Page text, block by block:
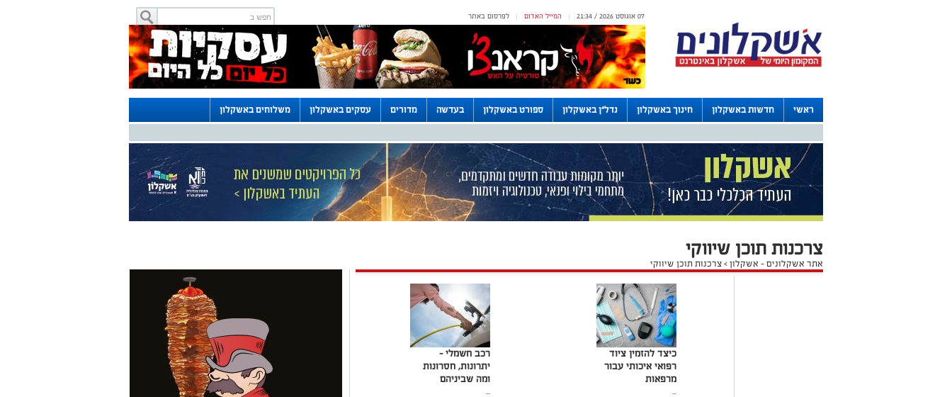
לפרסום באתר | המייל האדום | 07 אוגוסט 2026 / 21:34
ראשי חדשות באשקלון חינוך באשקלון נדל"ן באשקלון ספורט באשקלון בעדשה מדורים עסקים באשקלון משלוחים באשקלון
צרכנות תוכן שיווקי
אתר אשקלונים - אשקלון>צרכנות תוכן שיווקי
כיצד להזמין ציוד
רפואי איכותי עבור
מרפאות
...
רכב חשמלי -
יתרונות, חסרונות
ומה שביניהם
...